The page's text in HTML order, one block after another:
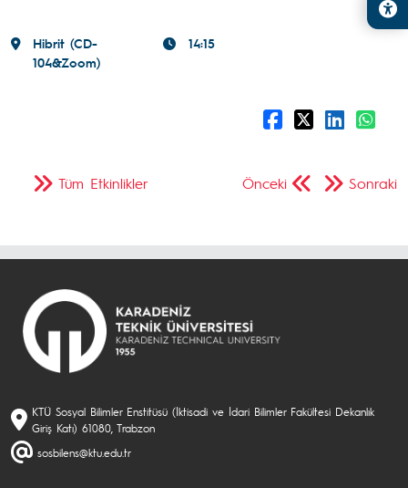
Hibrit (CD-
104&Zoom)
14:15
Önceki Sonraki
Tüm Etkinlikler
KTÜ Sosyal Bilimler Enstitüsü (İktisadi ve İdari Bilimler Fakültesi Dekanlık
Giriş Katı) 61080, Trabzon
sosbilens@ktu.edu.tr